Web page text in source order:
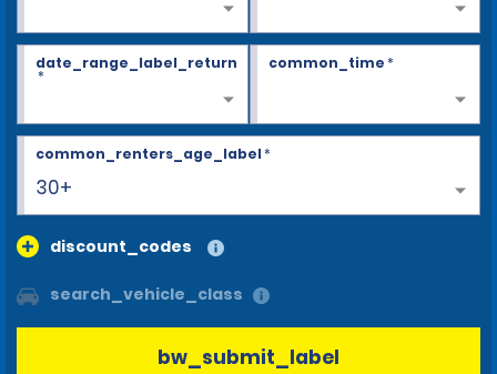
date_range_label_return
*
common_time*
30+
common_renters_age_label*
discount_codes
search_vehicle_class
bw_submit_label